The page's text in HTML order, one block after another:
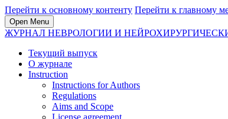
Перейти к основному контенту Перейти к главному
Open Menu
ЖУРНАЛ НЕВРОЛОГИИ И
Текущий выпуск
О журнале
Instruction
Instructions for Authors
Regulations
Aims and Scope
License agreement